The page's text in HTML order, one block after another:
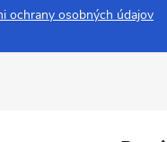
ochrany osobných údajov